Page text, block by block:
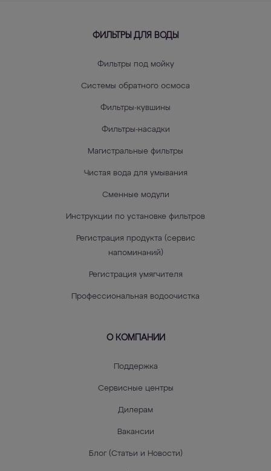
ФИЛЬТРЫ ДЛЯ ВОДЫ
Фильтры под мойку
Системы обратного осмоса
Фильтры-кувшины
Фильтры-насадки
Магистральные фильтры
Чистая вода для умывания
Сменные модули
Инструкции по установке фильтров
Регистрация продукта (сервис
напоминаний)
Регистрация умягчителя
Профессиональная водоочистка
О КОМПАНИИ
Поддержка
Сервисные центры
Дилерам
Вакансии
Блог (Статьи и Новости)